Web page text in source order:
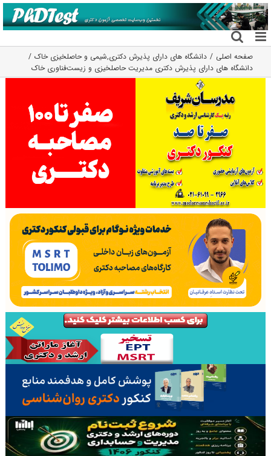
رفتن
به
محتوا
صفحه اصلی دانشگاه های دارای پذیرش دکتری,شیمی و حاصلخیزی خاک
دانشگاه های دارای پذیرش دکتری ﻣﺪﻳﺮﻳﺖ حاصلخیزی و زﻳﺴﺖﻓﻨﺎوری ﺧﺎک